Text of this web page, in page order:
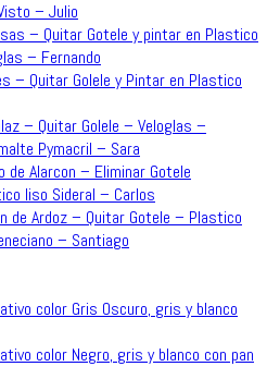
– Julio
– Quitar Gotele y pintar en Plastico
– Fernando
– Quitar Golele y Pintar en Plastico
– Quitar Golele – Veloglas –
Pymacril – Sara
de Alarcon – Eliminar Gotele
liso Sideral – Carlos
de Ardoz – Quitar Gotele – Plastico
– Santiago
color Gris Oscuro, gris y blanco
color Negro, gris y blanco con pan